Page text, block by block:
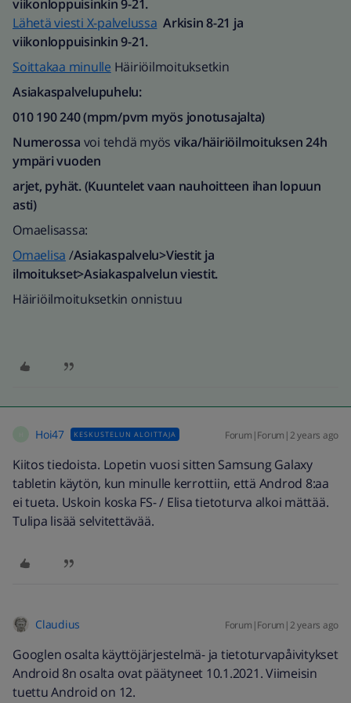
viikonloppuisinkin 9-21.
Lähetä viesti X-palvelussa Arkisin 8-21 ja
viikonloppuisinkin 9-21.
Soittakaa minulle Häiriöilmoituksetkin
Asiakaspalvelupuhelu:
010 190 240 (mpm/pvm myös jonotusajalta)​
Numerossa voi tehdä myös vika/häiriöilmoituksen 24h
ympäri vuoden
arjet, pyhät. (Kuuntelet vaan nauhoitteen ihan lopuun
asti)
Omaelisassa:
Omaelisa /Asiakaspalvelu>Viestit ja
ilmoitukset>Asiakaspalvelun viestit.
Häiriöilmoituksetkin onnistuu
Hoi47 KESKUSTELUN ALOITTAJA Forum|Forum|2 years ago
Kiitos tiedoista. Lopetin vuosi sitten Samsung Galaxy
tabletin käytön, kun minulle kerrottiin, että Androd 8:aa
ei tueta. Uskoin koska FS- / Elisa tietoturva alkoi mättää.
Tulipa lisää selvitettävää.
Claudius Forum|Forum|2 years ago
Googlen osalta käyttöjärjestelmä- ja tietoturvapåivitykset
Android 8n osalta ovat päätyneet 10.1.2021. Viimeisin
tuettu Android on 12.